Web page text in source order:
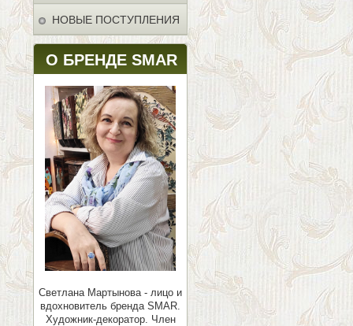
НОВЫЕ ПОСТУПЛЕНИЯ
О БРЕНДЕ SMAR
Светлана Мартынова - лицо и
вдохновитель бренда SMAR.
Художник-декоратор. Член